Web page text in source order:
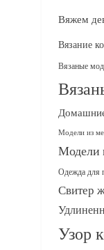
Вяжем
Вязание
Вязаные
Модели из
Модели
Одежда для
Свитер
Узор